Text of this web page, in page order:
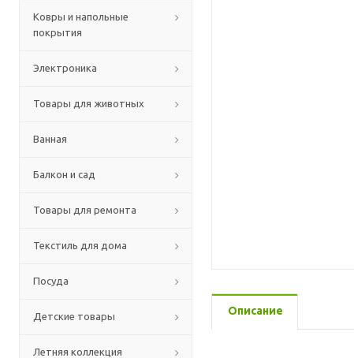
Ковры и напольные
покрытия
Электроника
Товары для животных
Ванная
Балкон и сад
Товары для ремонта
Текстиль для дома
Посуда
Детские товары
Летняя коллекция
Описание